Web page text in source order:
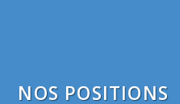
NOS POSITIONS